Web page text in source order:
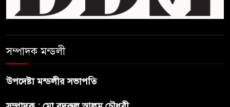
জনগনের অধিকার আদায়ে এসেছিঃ
জামাতের আমির
সম্পাদক মন্ডলী
উপদেষ্টা মন্ডলীর সভাপতি